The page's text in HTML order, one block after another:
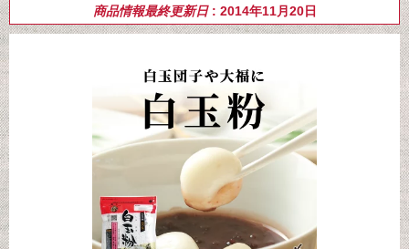
商品情報最終更新日: 2014年11月20日